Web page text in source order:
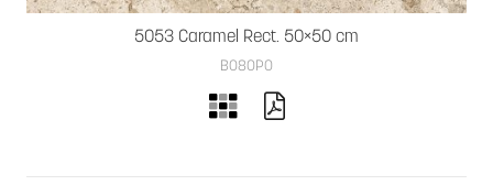
5053 Caramel Rect. 50×50 cm
B080PO